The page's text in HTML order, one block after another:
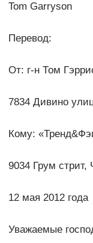
Tom Garryson
Перевод:
От: г-н Том
7834 Дивино
Кому:
9034 Грум
12 мая 2012 года
Уважаемые